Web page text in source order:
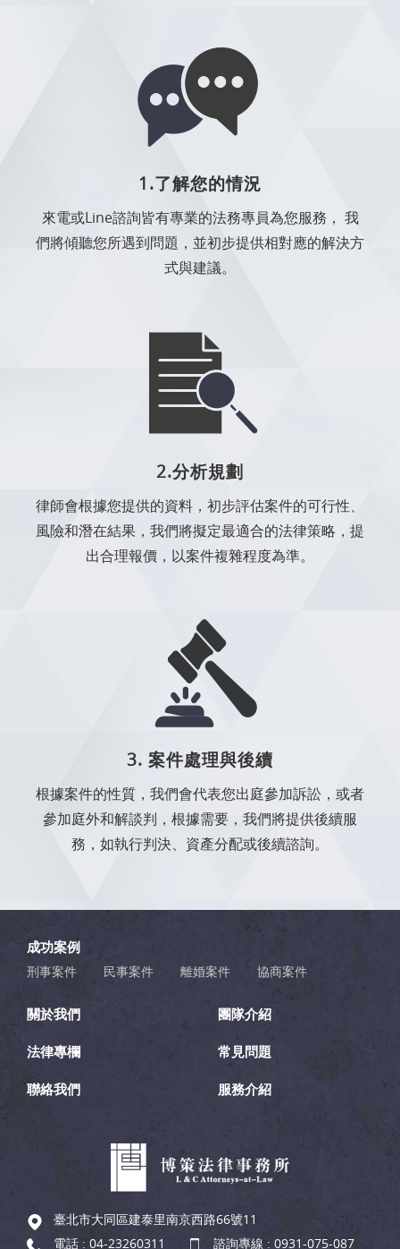
1.了解您的情況
來電或Line諮詢皆有專業的法務專員為您服務， 我
們將傾聽您所遇到問題，並初步提供相對應的解決方
式與建議。
2.分析規劃
律師會根據您提供的資料，初步評估案件的可行性、
風險和潛在結果，我們將擬定最適合的法律策略，提
出合理報價，以案件複雜程度為準。
3. 案件處理與後續
根據案件的性質，我們會代表您出庭參加訴訟，或者
參加庭外和解談判，根據需要，我們將提供後續服
務，如執行判決、資產分配或後續諮詢。
成功案例
刑事案件 民事案件 離婚案件 協商案件
關於我們 團隊介紹
法律專欄 常見問題
聯絡我們 服務介紹
臺北市大同區建泰里南京西路66號11
電話 : 04-23260311 諮詢專線 : 0931-075-087